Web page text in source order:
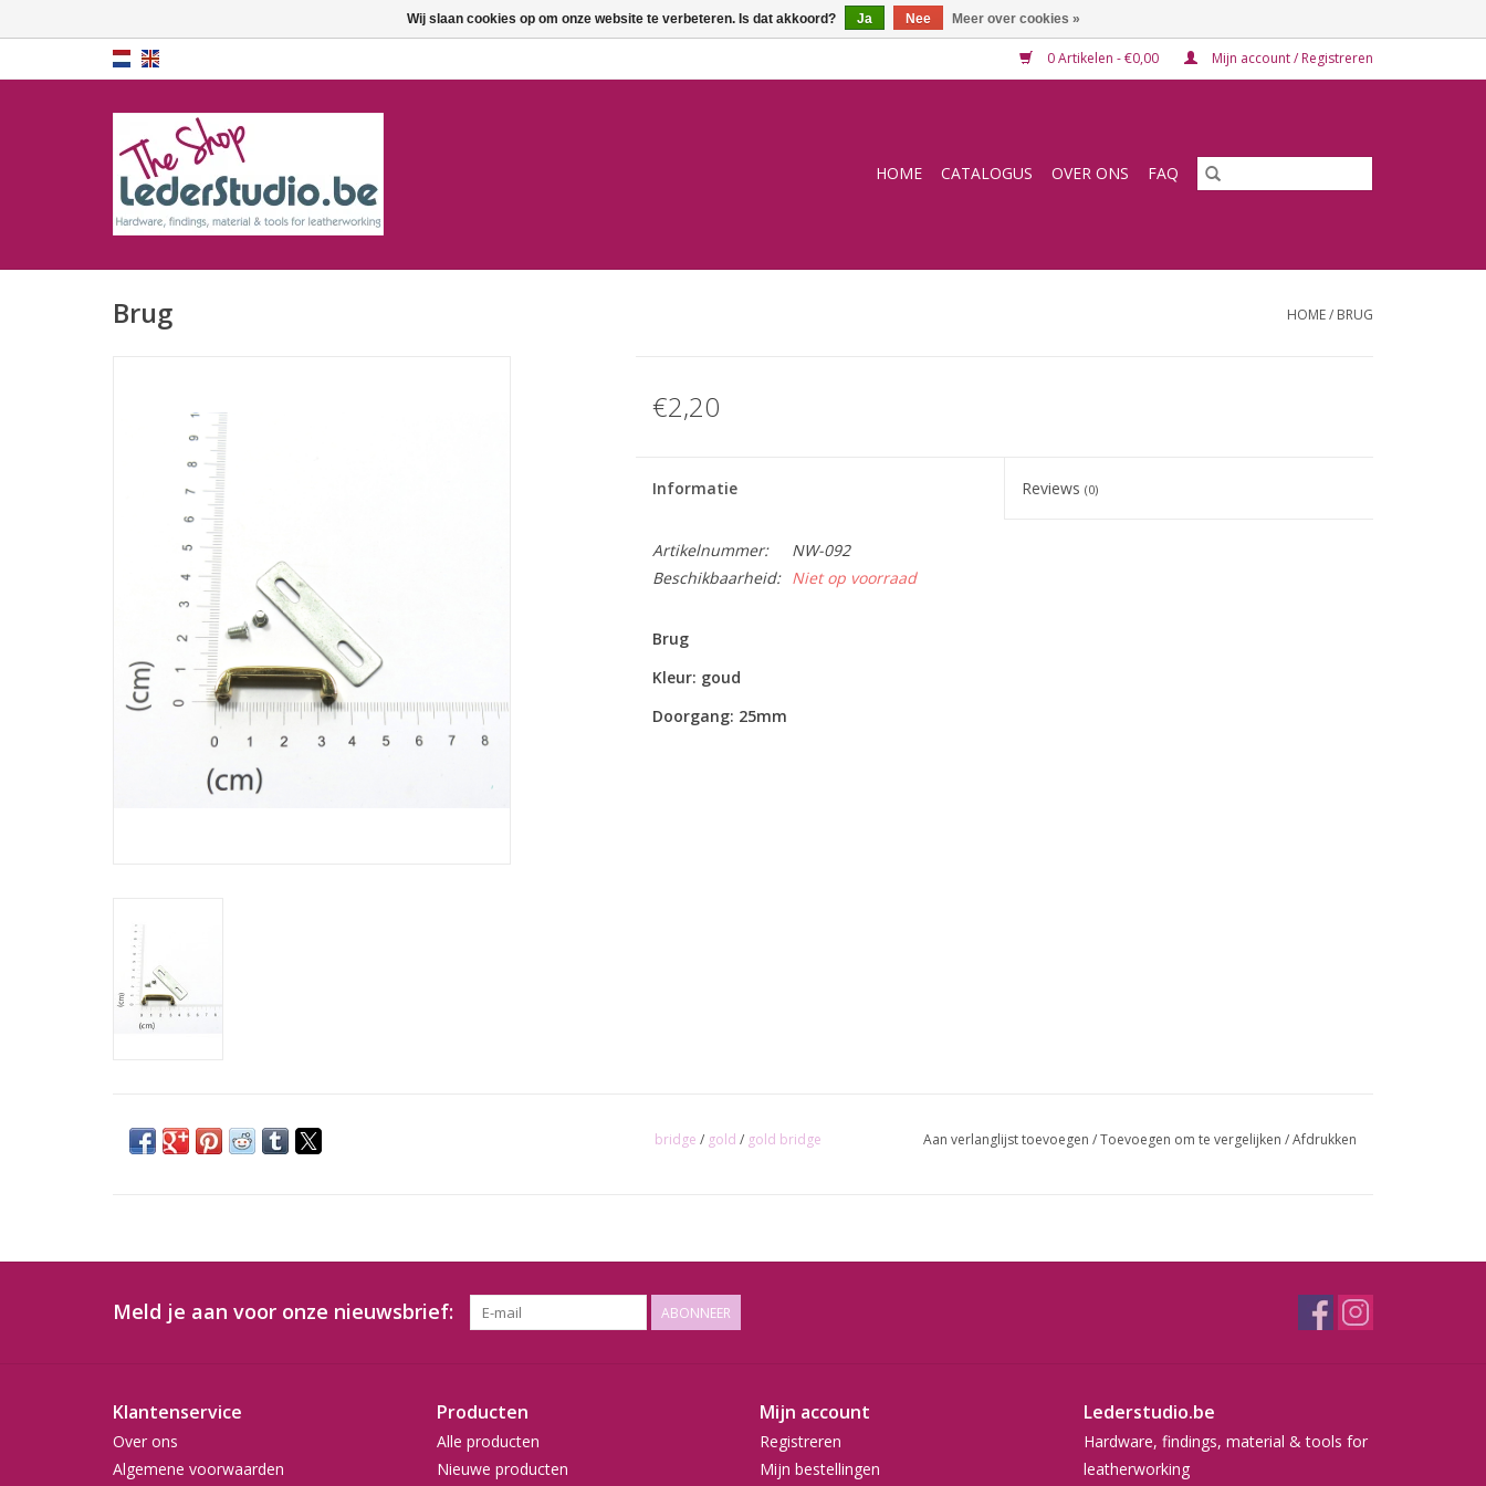
0 Artikelen - €0,00 Mijn account / Registreren
HOME CATALOGUS OVER ONS FAQ
Brug HOME/ BRUG
€2,20
Informatie Reviews(0)
Artikelnummer:
NW-092
Beschikbaarheid:
Niet op voorraad
Brug
Kleur: goud
Doorgang: 25mm
bridge / gold / gold bridge Aan verlanglijst toevoegen /Toevoegen om te vergelijken /Afdrukken
Meld je aan voor onze nieuwsbrief: ABONNEER
Klantenservice
Over ons
Algemene voorwaarden
Producten
Alle producten
Nieuwe producten
Mijn account
Registreren
Mijn bestellingen
Lederstudio.be
Hardware, findings, material & tools for
leatherworking
Wij slaan cookies op om onze website te verbeteren. Is dat akkoord? Ja Nee Meer over cookies »